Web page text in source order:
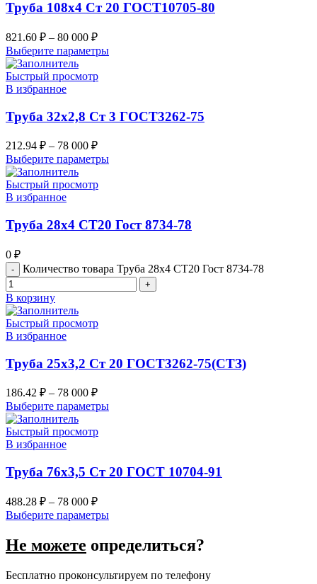
Труба 108х4 Ст 20 ГОСТ10705-80
821.60 ₽ – 80 000 ₽
Выберите параметры
Быстрый просмотр
В избранное
Труба 32х2,8 Ст 3 ГОСТ3262-75
212.94 ₽ – 78 000 ₽
Выберите параметры
Быстрый просмотр
В избранное
Труба 28х4 СТ20 Гост 8734-78
0 ₽
Количество товара Труба 28х4 СТ20 Гост 8734-78
В корзину
Быстрый просмотр
В избранное
Труба 25х3,2 Ст 20 ГОСТ3262-75(СТЗ)
186.42 ₽ – 78 000 ₽
Выберите параметры
Быстрый просмотр
В избранное
Труба 76х3,5 Ст 20 ГОСТ 10704-91
488.28 ₽ – 78 000 ₽
Выберите параметры
Не можете определиться?
Бесплатно проконсультируем по телефону